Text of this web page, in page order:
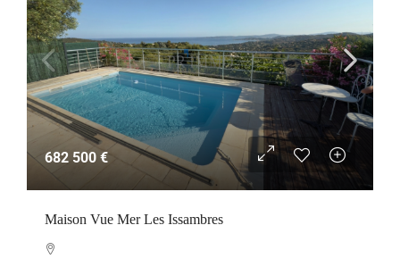
682 500 €
Maison Vue Mer Les Issambres